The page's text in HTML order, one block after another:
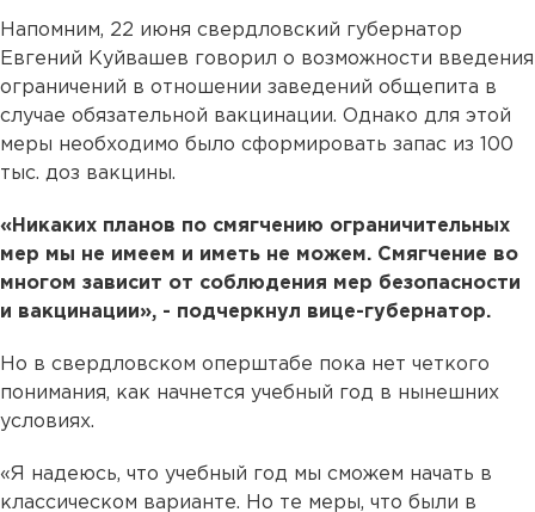
Напомним, 22 июня свердловский губернатор
Евгений Куйвашев говорил о возможности введения
ограничений в отношении заведений общепита в
случае обязательной вакцинации. Однако для этой
меры необходимо было сформировать запас из 100
тыс. доз вакцины.
«Никаких планов по смягчению ограничительных
мер мы не имеем и иметь не можем. Смягчение во
многом зависит от соблюдения мер безопасности
и вакцинации», - подчеркнул вице-губернатор.
Но в свердловском оперштабе пока нет четкого
понимания, как начнется учебный год в нынешних
условиях.
«Я надеюсь, что учебный год мы сможем начать в
классическом варианте. Но те меры, что были в